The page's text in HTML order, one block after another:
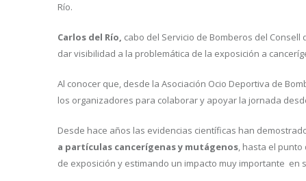
Río.
Carlos del Río, cabo del Servicio de Bomberos del Consell
dar visibilidad a la problemática de la exposición a
Al conocer que, desde la Asociación Ocio Deportiva de
los organizadores para colaborar y apoyar la jornada
Desde hace años las evidencias científicas han
a partículas cancerígenas y mutágenos, hasta el
de exposición y estimando un impacto muy importante en